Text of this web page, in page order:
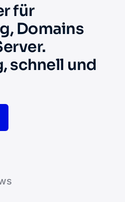
für
Domains
schnell und